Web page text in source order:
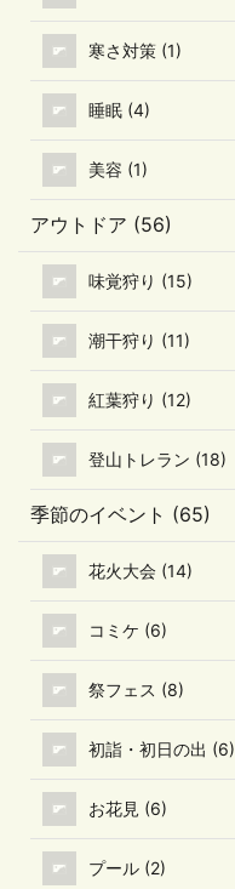
寒さ対策 (1)
睡眠 (4)
美容 (1)
アウトドア (56)
味覚狩り (15)
潮干狩り (11)
紅葉狩り (12)
登山トレラン (18)
季節のイベント (65)
花火大会 (14)
コミケ (6)
祭フェス (8)
初詣・初日の出 (6)
お花見 (6)
プール (2)